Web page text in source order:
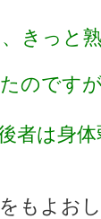
きっと
のです
者は身
もよお